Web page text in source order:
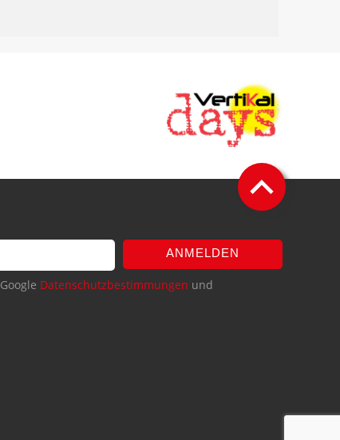
ANMELDEN
Datenschutzbestimmungen und